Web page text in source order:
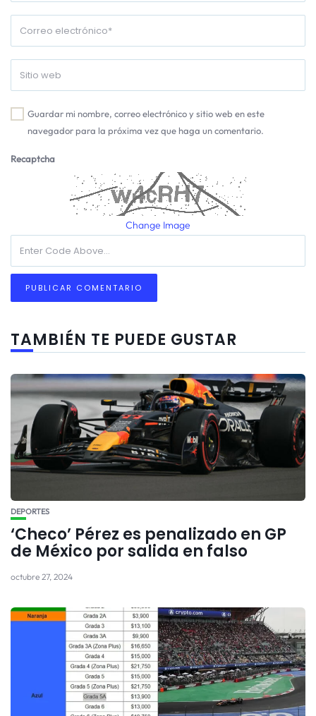
Guardar mi nombre, correo electrónico y sitio web en este
navegador para la próxima vez que haga un comentario.
Recaptcha
Change Image
TAMBIÉN TE PUEDE GUSTAR
DEPORTES
‘Checo’ Pérez es penalizado en GP
de México por salida en falso
octubre 27, 2024